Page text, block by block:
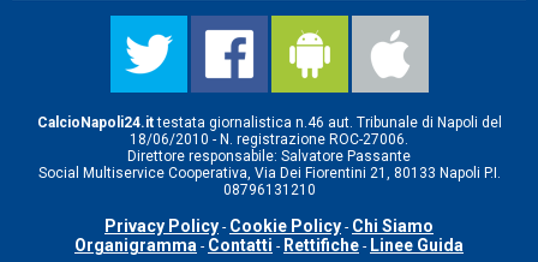
CalcioNapoli24.ittestata giornalistica n.46 aut. Tribunale di Napoli del
18/06/2010 - N. registrazione ROC-27006.
Direttore responsabile: Salvatore Passante
Social Multiservice Cooperativa, Via Dei Fiorentini 21, 80133 Napoli P.I.
08796131210
Privacy Policy - Cookie Policy - Chi Siamo
Organigramma - Contatti - Rettifiche - Linee Guida